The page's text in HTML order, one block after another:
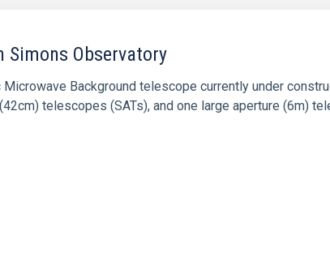
Observatory
Background telescope currently under
telescopes (SATs), and one large aperture (6m)